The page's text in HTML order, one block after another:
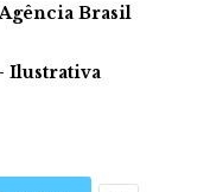
Brasil
Ilustrativa